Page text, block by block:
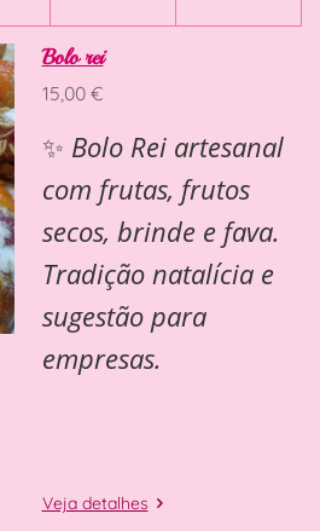
Bolo rei
15,00 €
✨ Bolo Rei artesanal
com frutas, frutos
secos, brinde e fava.
Tradição natalícia e
sugestão para
empresas.
Veja detalhes